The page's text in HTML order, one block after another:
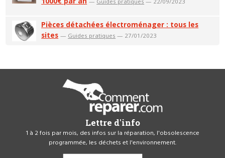
Pièces détachées électroménager : tous les
sites — Guides pratiques — 27/01/2023
Lettre d'info
1 à 2 fois par mois, des infos sur la réparation, l'obsolescence
programmée, les déchets et l'environnement.